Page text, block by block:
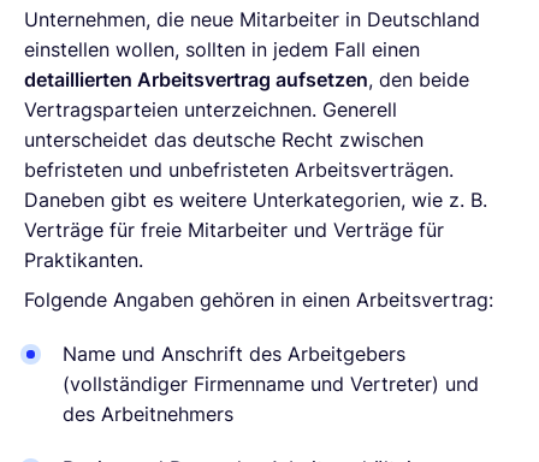
Unternehmen, die neue Mitarbeiter in Deutschland
einstellen wollen, sollten in jedem Fall einen
detaillierten Arbeitsvertrag aufsetzen, den beide
Vertragsparteien unterzeichnen. Generell
unterscheidet das deutsche Recht zwischen
befristeten und unbefristeten Arbeitsverträgen.
Daneben gibt es weitere Unterkategorien, wie z. B.
Verträge für freie Mitarbeiter und Verträge für
Praktikanten.
Folgende Angaben gehören in einen Arbeitsvertrag:
Name und Anschrift des Arbeitgebers
(vollständiger Firmenname und Vertreter) und
des Arbeitnehmers